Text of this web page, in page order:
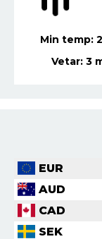
Min temp:
Vetar:3
EUR
AUD
CAD
SEK